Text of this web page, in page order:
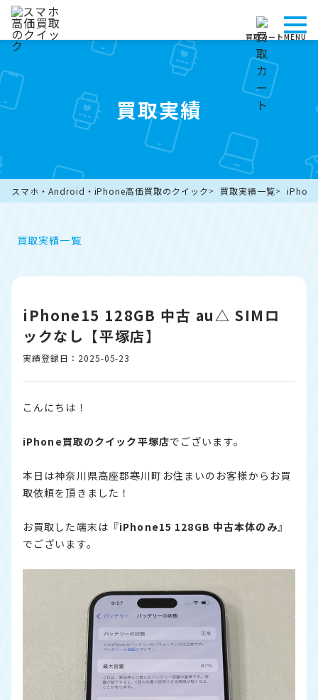
買取カートMENU
買取実績
スマホ・Android・iPhone高価買取のクイック 買取実績一覧
買取実績一覧
iPhone15 128GB 中古 au△ SIMロ
ックなし【平塚店】
実績登録日：2025-05-23
こんにちは！
iPhone買取のクイック平塚店でございます。
本日は神奈川県高座郡寒川町お住まいのお客様からお買
取依頼を頂きました！
お買取した端末は『iPhone15 128GB 中古本体のみ』
でございます。